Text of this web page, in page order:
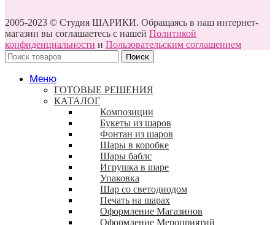
2005-2023 © Студия ШАРИКИ. Обращаясь в наш интернет-
магазин вы соглашаетесь с нашей Политикой
конфиденциальности и Пользовательским соглашением
Поиск
Меню
ГОТОВЫЕ РЕШЕНИЯ
КАТАЛОГ
Композиции
Букеты из шаров
Фонтан из шаров
Шары в коробке
Шары баблс
Игрушка в шаре
Упаковка
Шар со светодиодом
Печать на шарах
Оформление Магазинов
Оформление Мероприятий